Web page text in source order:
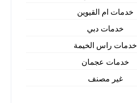
خدمات ام القيوين
خدمات دبي
خدمات راس الخيمة
خدمات عجمان
غير مصنف